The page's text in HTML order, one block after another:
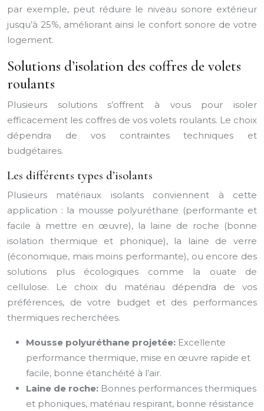
par exemple, peut réduire le niveau sonore extérieur
jusqu’à 25%, améliorant ainsi le confort sonore de votre
logement.
Solutions d’isolation des coffres de volets
roulants
Plusieurs solutions s’offrent à vous pour isoler
efficacement les coffres de vos volets roulants. Le choix
dépendra de vos contraintes techniques et
budgétaires.
Les différents types d’isolants
Plusieurs matériaux isolants conviennent à cette
application : la mousse polyuréthane (performante et
facile à mettre en œuvre), la laine de roche (bonne
isolation thermique et phonique), la laine de verre
(économique, mais moins performante), ou encore des
solutions plus écologiques comme la ouate de
cellulose. Le choix du matériau dépendra de vos
préférences, de votre budget et des performances
thermiques recherchées.
Mousse polyuréthane projetée: Excellente
performance thermique, mise en œuvre rapide et
facile, bonne étanchéité à l’air.
Laine de roche: Bonnes performances thermiques
et phoniques, matériau respirant, bonne résistance